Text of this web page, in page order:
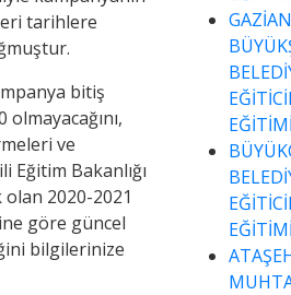
tarihlere
bitiş
ve
Bakanlığı
olan 2020-2021
göre güncel
bilgilerinize